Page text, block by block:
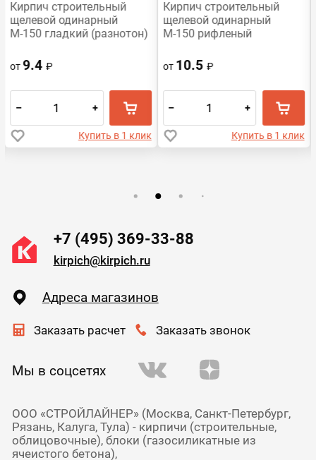
Кирпич строительный
щелевой одинарный
М-150 гладкий (разнотон)
от9.4₽
– +
Купить в 1 клик
Кирпич строительный
щелевой одинарный
М-150 рифленый
от 10.5₽
– +
Купить в 1 клик
+7 (495) 369-33-88
kirpich@kirpich.ru
Адреса магазинов
Заказать расчет Заказать звонок
Мы в соцсетях
ООО «СТРОЙЛАЙНЕР» (Москва, Санкт-Петербург,
Рязань, Калуга, Тула) - кирпичи (строительные,
облицовочные), блоки (газосиликатные из
ячеистого бетона),